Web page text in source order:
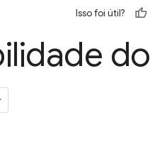
Isso foi útil?
do